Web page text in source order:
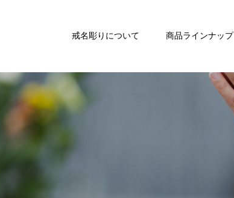
戒名彫りについて 商品ラインナップ